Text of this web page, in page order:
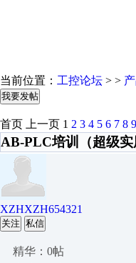
当前位置： 工控论坛 > >
我要发帖
首页 上一页 1 2 3 4 5 6 7 8 9
AB-PLC培训（超级实
XZHXZH654321
关注 私信
精华：0帖